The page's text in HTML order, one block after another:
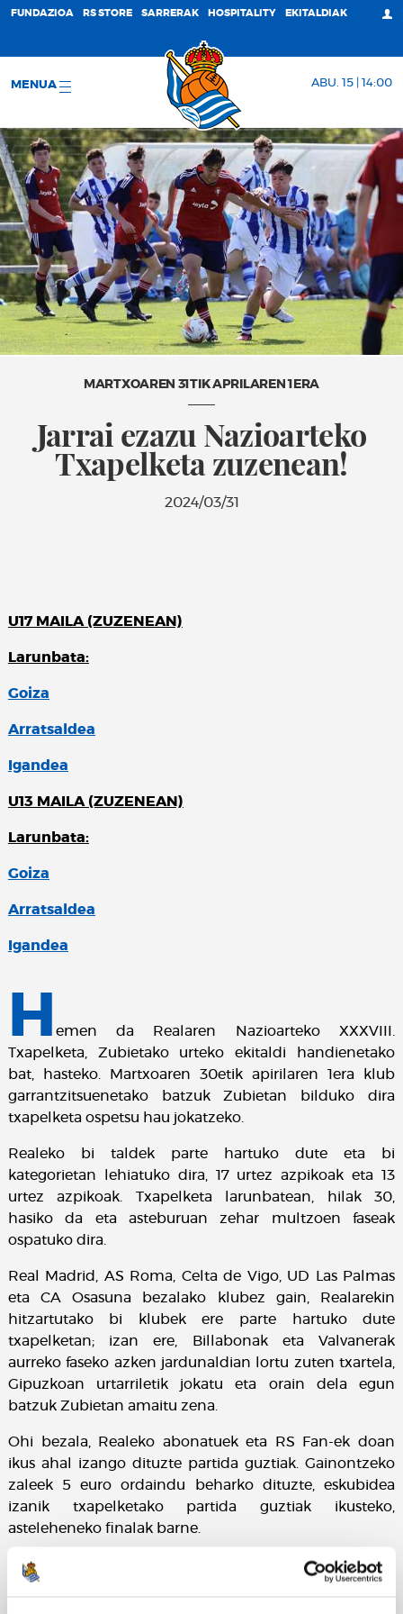
FUNDAZIOA RS STORE SARRERAK HOSPITALITY EKITALDIAK
MENUA ABU. 15 | 14:00
MARTXOAREN 31TIK APRILAREN 1ERA
Jarrai ezazu Nazioarteko
Txapelketa zuzenean!
2024/03/31
U17 MAILA (ZUZENEAN)
Larunbata:
Goiza
Arratsaldea
Igandea
U13 MAILA (ZUZENEAN)
Larunbata:
Goiza
Arratsaldea
Igandea
H
emen da Realaren Nazioarteko XXXVIII.
Txapelketa, Zubietako urteko ekitaldi handienetako
bat, hasteko. Martxoaren 30etik apirilaren 1era klub
garrantzitsuenetako batzuk Zubietan bilduko dira
txapelketa ospetsu hau jokatzeko.
Realeko bi taldek parte hartuko dute eta bi
kategorietan lehiatuko dira, 17 urtez azpikoak eta 13
urtez azpikoak. Txapelketa larunbatean, hilak 30,
hasiko da eta asteburuan zehar multzoen faseak
ospatuko dira.
Real Madrid, AS Roma, Celta de Vigo, UD Las Palmas
eta CA Osasuna bezalako klubez gain, Realarekin
hitzartutako bi klubek ere parte hartuko dute
txapelketan; izan ere, Billabonak eta Valvanerak
aurreko faseko azken jardunaldian lortu zuten txartela,
Gipuzkoan urtarriletik jokatu eta orain dela egun
batzuk Zubietan amaitu zena.
Ohi bezala, Realeko abonatuek eta RS Fan-ek doan
ikus ahal izango dituzte partida guztiak. Gainontzeko
zaleek 5 euro ordaindu beharko dituzte, eskubidea
izanik txapelketako partida guztiak ikusteko,
asteleheneko finalak barne.
U17 Egutegia